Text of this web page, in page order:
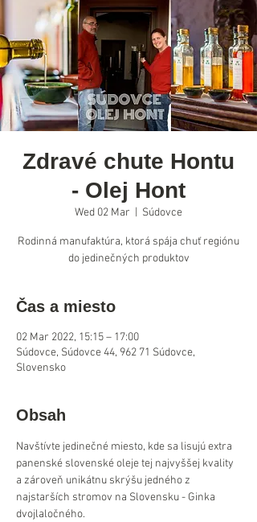
Zdravé chute Hontu
- Olej Hont
Wed 02 Mar Súdovce
Rodinná manufaktúra, ktorá spája chuť regiónu
do jedinečných produktov
Čas a miesto
02 Mar 2022, 15:15 – 17:00
Súdovce, Súdovce 44, 962 71 Súdovce,
Slovensko
Obsah
Navštívte jedinečné miesto, kde sa lisujú extra
panenské slovenské oleje tej najvyššej kvality
a zároveň unikátnu skrýšu jedného z
najstarších stromov na Slovensku - Ginka
dvojlaločného.